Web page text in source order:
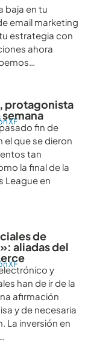
baja en tu
email marketing
estrategia con
ahora
protagonista
XF
fin de
el que se dieron
tan
la final de la
League en
de
aliadas del
XF
y
han de ir de la
afirmación
y de necesaria
La inversión en